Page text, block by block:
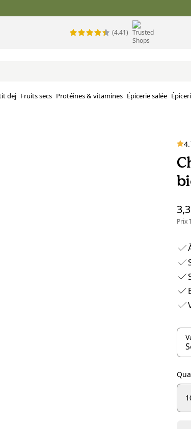
(4.41)
dej Fruits secs Protéines & vitamines Épicerie salée
Prix